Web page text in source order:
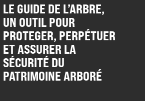
LE GUIDE DE L’ARBRE,
UN OUTIL POUR
PROTEGER, PERPÉTUER
ET ASSURER LA
SÉCURITÉ DU
PATRIMOINE ARBORÉ